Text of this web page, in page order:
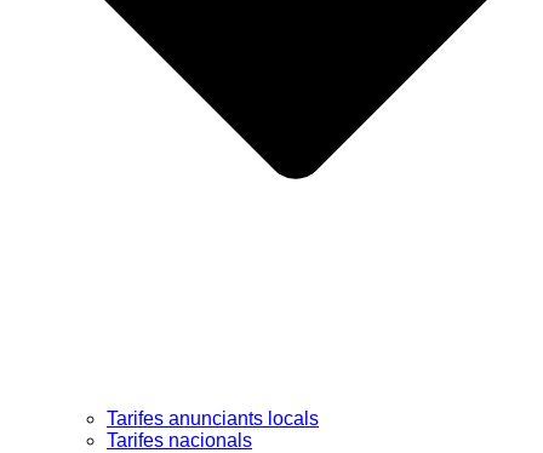
Tarifes anunciants locals
Tarifes nacionals